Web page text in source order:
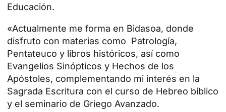
Educación.
«Actualmente me forma en Bidasoa, donde
disfruto con materias como Patrología,
Pentateuco y libros históricos, así como
Evangelios Sinópticos y Hechos de los
Apóstoles, complementando mi interés en la
Sagrada Escritura con el curso de Hebreo bíblico
y el seminario de Griego Avanzado.